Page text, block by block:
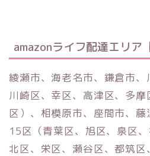
amazonライフ配達エリア
綾瀬市、海老名市、鎌倉市、
川崎区、幸区、高津区、多
区）、相模原市、座間市、
15区（青葉区、旭区、泉区
北区、栄区、瀬谷区、都筑